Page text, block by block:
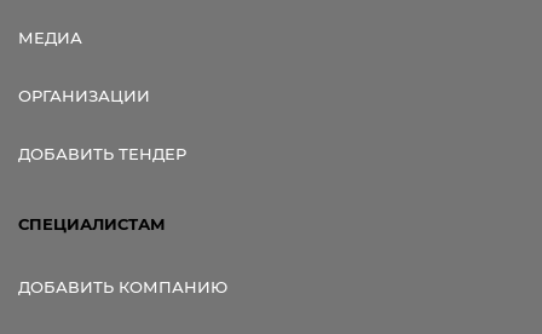
МЕДИА
ОРГАНИЗАЦИИ
ДОБАВИТЬ ТЕНДЕР
СПЕЦИАЛИСТАМ
ДОБАВИТЬ КОМПАНИЮ